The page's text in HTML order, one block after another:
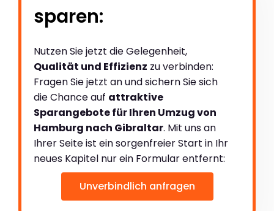
sparen:
Nutzen Sie jetzt die Gelegenheit,
Qualität und Effizienz zu verbinden:
Fragen Sie jetzt an und sichern Sie sich
die Chance auf attraktive
Sparangebote für Ihren Umzug von
Hamburg nach Gibraltar. Mit uns an
Ihrer Seite ist ein sorgenfreier Start in Ihr
neues Kapitel nur ein Formular entfernt:
Unverbindlich anfragen